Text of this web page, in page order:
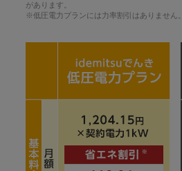
があります。
※低圧電力プランには力率割引はありません。